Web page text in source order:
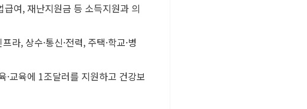
여, 재난지원금 등 소득지원과 의
, 상수·통신·전력, 주택·학교·병
교육에 1조달러를 지원하고 건강보